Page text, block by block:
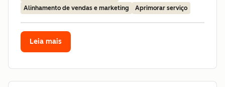
Alinhamento de vendas e marketing
Aprimorar serviço
Leia mais